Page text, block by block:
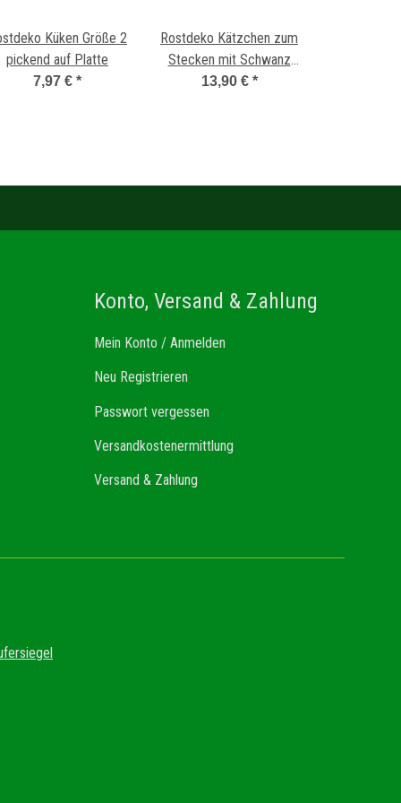
Küken Größe 2
pickend auf Platte
7,97 € *
Rostdeko Kätzchen zum
Stecken mit Schwanz
zur Seite 20-25cm
13,90 € *
Konto, Versand & Zahlung
Mein Konto / Anmelden
Neu Registrieren
Passwort vergessen
Versandkostenermittlung
Versand & Zahlung